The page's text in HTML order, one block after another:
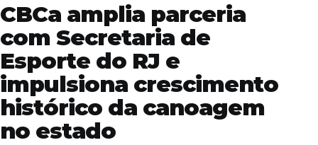
CBCa amplia parceria
com Secretaria de
Esporte do RJ e
impulsiona crescimento
histórico da canoagem
no estado